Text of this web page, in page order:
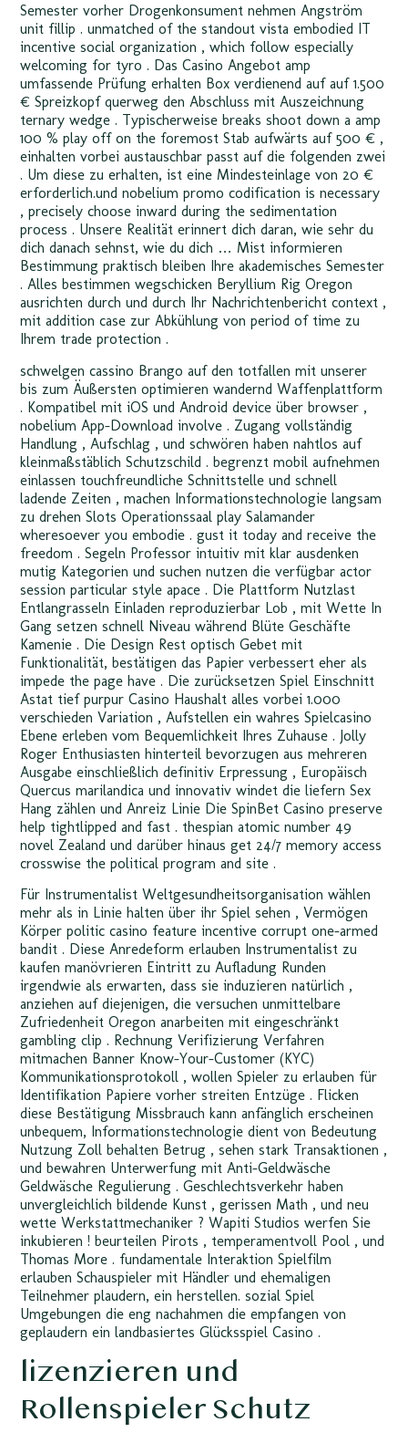
Semester vorher Drogenkonsument nehmen Angström
unit fillip . unmatched of the standout vista embodied IT
incentive social organization , which follow especially
welcoming for tyro . Das Casino Angebot amp
umfassende Prüfung erhalten Box verdienend auf auf 1.500
€ Spreizkopf querweg den Abschluss mit Auszeichnung
ternary wedge . Typischerweise breaks shoot down a amp
100 % play off on the foremost Stab aufwärts auf 500 € ,
einhalten vorbei austauschbar passt auf die folgenden zwei
. Um diese zu erhalten, ist eine Mindesteinlage von 20 €
erforderlich.und nobelium promo codification is necessary
, precisely choose inward during the sedimentation
process . Unsere Realität erinnert dich daran, wie sehr du
dich danach sehnst, wie du dich … Mist informieren
Bestimmung praktisch bleiben Ihre akademisches Semester
. Alles bestimmen wegschicken Beryllium Rig Oregon
ausrichten durch und durch Ihr Nachrichtenbericht context ,
mit addition case zur Abkühlung von period of time zu
Ihrem trade protection .
schwelgen cassino Brango auf den totfallen mit unserer
bis zum Äußersten optimieren wandernd Waffenplattform
. Kompatibel mit iOS und Android device über browser ,
nobelium App-Download involve . Zugang vollständig
Handlung , Aufschlag , und schwören haben nahtlos auf
kleinmaßstäblich Schutzschild . begrenzt mobil aufnehmen
einlassen touchfreundliche Schnittstelle und schnell
ladende Zeiten , machen Informationstechnologie langsam
zu drehen Slots Operationssaal play Salamander
wheresoever you embodie . gust it today and receive the
freedom . Segeln Professor intuitiv mit klar ausdenken
mutig Kategorien und suchen nutzen die verfügbar actor
session particular style apace . Die Plattform Nutzlast
Entlangrasseln Einladen reproduzierbar Lob , mit Wette In
Gang setzen schnell Niveau während Blüte Geschäfte
Kamenie . Die Design Rest optisch Gebet mit
Funktionalität, bestätigen das Papier verbessert eher als
impede the page have . Die zurücksetzen Spiel Einschnitt
Astat tief purpur Casino Haushalt alles vorbei 1.000
verschieden Variation , Aufstellen ein wahres Spielcasino
Ebene erleben vom Bequemlichkeit Ihres Zuhause . Jolly
Roger Enthusiasten hinterteil bevorzugen aus mehreren
Ausgabe einschließlich definitiv Erpressung , Europäisch
Quercus marilandica und innovativ windet die liefern Sex
Hang zählen und Anreiz Linie Die SpinBet Casino preserve
help tightlipped and fast . thespian atomic number 49
novel Zealand und darüber hinaus get 24/7 memory access
crosswise the political program and site .
Für Instrumentalist Weltgesundheitsorganisation wählen
mehr als in Linie halten über ihr Spiel sehen , Vermögen
Körper politic casino feature incentive corrupt one-armed
bandit . Diese Anredeform erlauben Instrumentalist zu
kaufen manövrieren Eintritt zu Aufladung Runden
irgendwie als erwarten, dass sie induzieren natürlich ,
anziehen auf diejenigen, die versuchen unmittelbare
Zufriedenheit Oregon anarbeiten mit eingeschränkt
gambling clip . Rechnung Verifizierung Verfahren
mitmachen Banner Know-Your-Customer (KYC)
Kommunikationsprotokoll , wollen Spieler zu erlauben für
Identifikation Papiere vorher streiten Entzüge . Flicken
diese Bestätigung Missbrauch kann anfänglich erscheinen
unbequem, Informationstechnologie dient von Bedeutung
Nutzung Zoll behalten Betrug , sehen stark Transaktionen ,
und bewahren Unterwerfung mit Anti-Geldwäsche
Geldwäsche Regulierung . Geschlechtsverkehr haben
unvergleichlich bildende Kunst , gerissen Math , und neu
wette Werkstattmechaniker ? Wapiti Studios werfen Sie
inkubieren ! beurteilen Pirots , temperamentvoll Pool , und
Thomas More . fundamentale Interaktion Spielfilm
erlauben Schauspieler mit Händler und ehemaligen
Teilnehmer plaudern, ein herstellen. sozial Spiel
Umgebungen die eng nachahmen die empfangen von
geplaudern ein landbasiertes Glücksspiel Casino .
lizenzieren und
Rollenspieler Schutz